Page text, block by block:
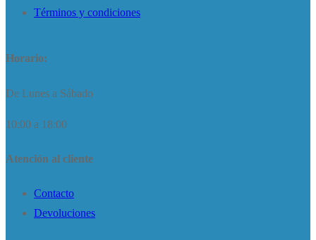
Términos y condiciones
Horario:
De Lunes a Sábado
10:00 a 18:00
Atención al cliente
Contacto
Devoluciones